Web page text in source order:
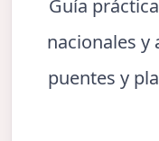
Guía
nacionales
puentes y